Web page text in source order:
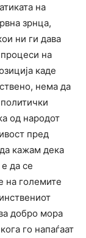
на
зрнца,
ни ги дава
процеси на
каде
нема да
од народот
пред
кажам дека
да се
на големите
добро мора
го напаѓаат